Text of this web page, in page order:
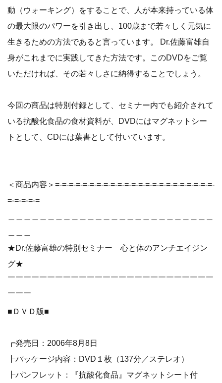
動（ウォーキング）をすることで、人が本来持っている体
の最大限のパワーを引き出し、100歳まで若々しく元気に
生きるための方法であると言っています。 Dr.佐藤富雄自
身がこれまでに実践してきた方法です。このDVDをご覧
いただければ、その若々しさに納得することでしょう。
今回の商品は特別付録として、セミナー内でも紹介されて
いる抗酸化食品の食材資料が、DVDにはマグネットシー
トとして、CDには葉書として付いています。
＜商品内容＞=-=-=-=-=-=-=-=-=-=-=-=-=-=-=-=-=-=-=-=-=-=-=-
=-=-=-=-=
★Dr.佐藤富雄の特別セミナー 心と体のアンチエイジン
グ★
￣￣￣￣￣￣￣￣￣￣￣￣￣￣￣￣￣￣￣￣￣￣￣￣￣￣
￣￣￣
■ＤＶＤ版■
┏発売日：2006年8月8日
┠パッケージ内容：DVD１枚（137分／ステレオ）
┠パンフレット：『抗酸化食品』マグネットシート付